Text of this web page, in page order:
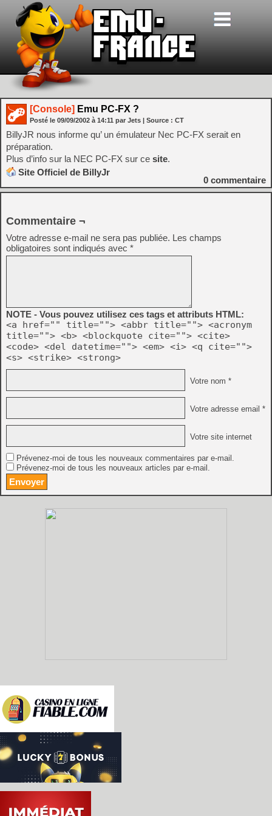
[Console] Emu PC-FX ?
Posté le 09/09/2002 à 14:11 par Jets | Source : CT
BillyJR nous informe qu’ un émulateur Nec PC-FX serait en
préparation.
Plus d’info sur la NEC PC-FX sur ce site.
Site Officiel de BillyJr
0 commentaire
Commentaire ¬
Votre adresse e-mail ne sera pas publiée. Les champs
obligatoires sont indiqués avec *
NOTE - Vous pouvez utilisez ces tags et attributs HTML:
<a href="" title=""> <abbr title=""> <acronym
title=""> <b> <blockquote cite=""> <cite>
<code> <del datetime=""> <em> <i> <q cite="">
<s> <strike> <strong>
Votre nom *
Votre adresse email *
Votre site internet
Prévenez-moi de tous les nouveaux commentaires par e-mail.
Prévenez-moi de tous les nouveaux articles par e-mail.